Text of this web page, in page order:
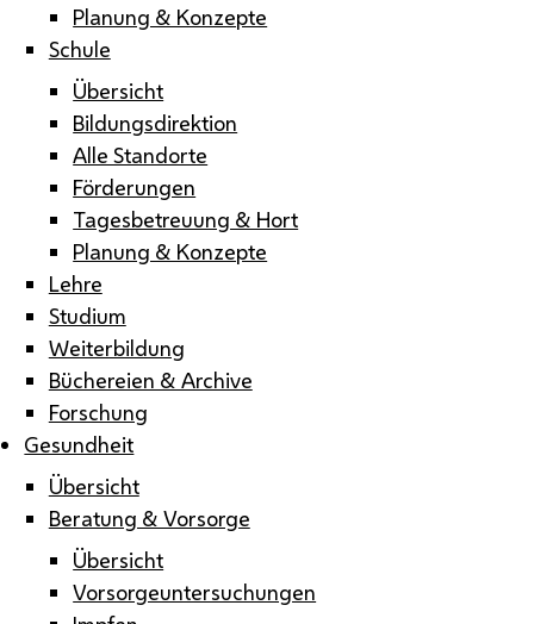
Planung & Konzepte
Schule
Übersicht
Bildungsdirektion
Alle Standorte
Förderungen
Tagesbetreuung & Hort
Planung & Konzepte
Lehre
Studium
Weiterbildung
Büchereien & Archive
Forschung
Gesundheit
Übersicht
Beratung & Vorsorge
Übersicht
Vorsorgeuntersuchungen